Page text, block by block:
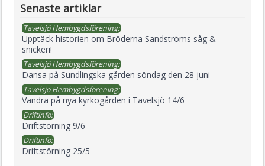
Senaste artiklar
Tavelsjö Hembygdsförening:
Upptäck historien om Bröderna Sandströms såg &
snickeri!
Tavelsjö Hembygdsförening:
Dansa på Sundlingska gården söndag den 28 juni
Tavelsjö Hembygdsförening:
Vandra på nya kyrkogården i Tavelsjö 14/6
Driftinfo:
Driftstörning 9/6
Driftinfo:
Driftstörning 25/5